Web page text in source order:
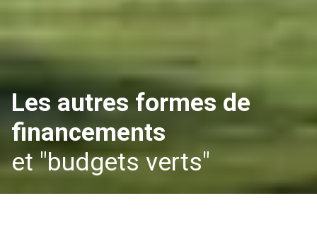
Les autres formes de
financements
et "budgets verts"